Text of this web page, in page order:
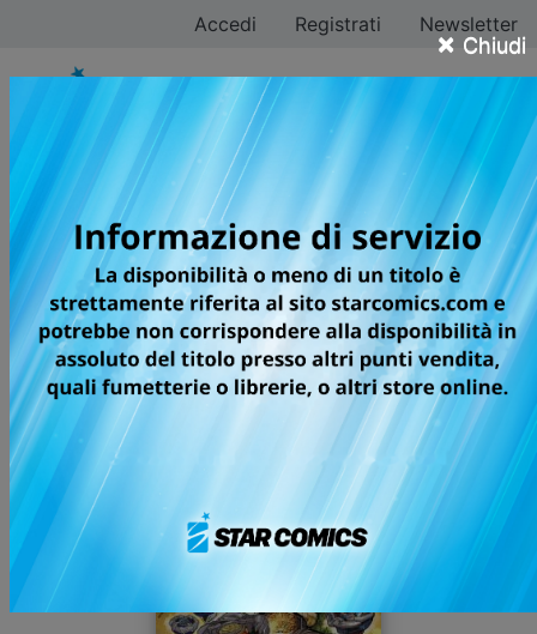
× Chiudi
Accedi Registrati Newsletter
Homura Kawamoto
Tutti i fumetti